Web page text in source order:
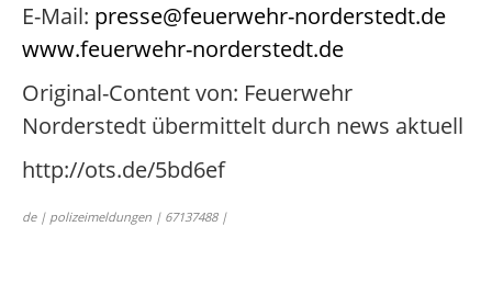
E-Mail: presse@feuerwehr-norderstedt.de
www.feuerwehr-norderstedt.de
Original-Content von: Feuerwehr
Norderstedt übermittelt durch news aktuell
http://ots.de/5bd6ef
de | polizeimeldungen | 67137488 |